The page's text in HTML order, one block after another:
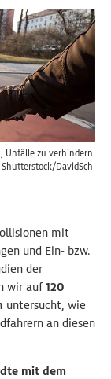
Unfälle zu verhindern.
Shutterstock/DavidSch
mit
und Ein- bzw.
der
wir auf120
untersucht, wie
an diesen
mit dem